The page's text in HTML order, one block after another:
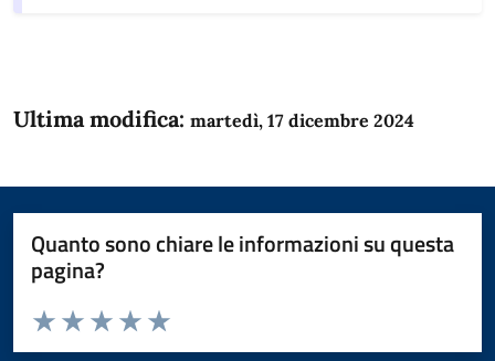
Ultima modifica: martedì, 17 dicembre 2024
Quanto sono chiare le informazioni su questa
pagina?
Domanda
Valuta da 1 a 5 stelle la pagina
Valuta 5 stelle su 5
Valuta 4 stelle su 5
Valuta 3 stelle su 5
Valuta 2 stelle su 5
Valuta 1 stelle su 5